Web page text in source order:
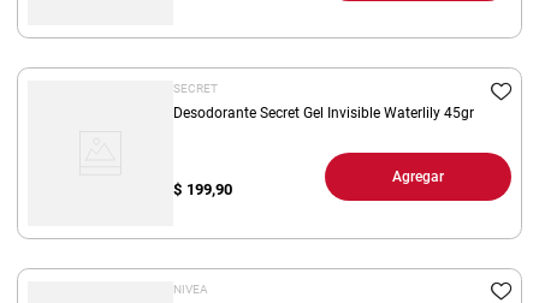
SECRET
Desodorante Secret Gel Invisible Waterlily 45gr
$ 199,90
Agregar
NIVEA